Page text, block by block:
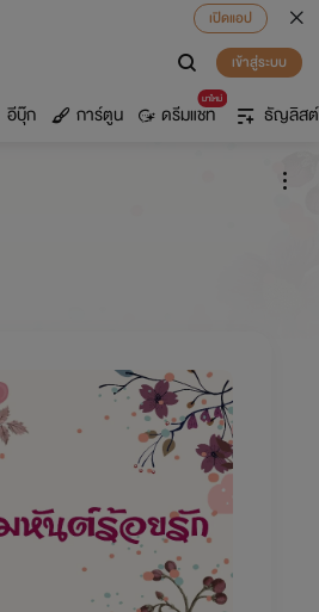
เปิดแอป
เข้าสู่ระบบ
อีบุ๊ก การ์ตูน
มาใหม่
ดรีมแชท ธัญลิสต์